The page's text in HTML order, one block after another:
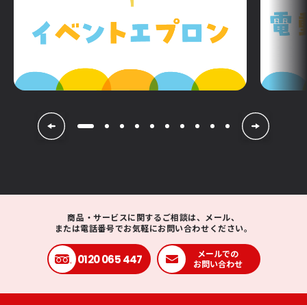
商品・サービスに関するご相談は、メール、
または電話番号でお気軽にお問い合わせください。
0120 065 447
メールでの
お問い合わせ